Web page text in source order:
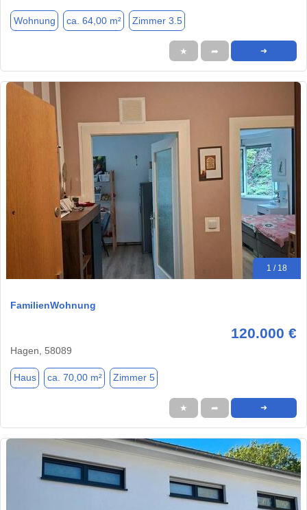
Wohnung ca. 64,00 m² Zimmer 3.5
★ ➦ ➜
1 / 18
FamilienWohnung
120.000 €
Hagen, 58089
Haus ca. 70,00 m² Zimmer 5
★ ➦ ➜